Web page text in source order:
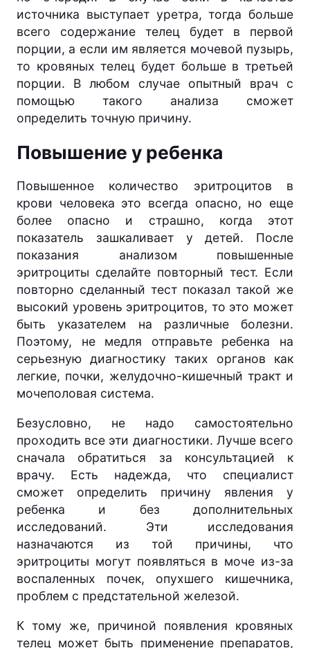
источника выступает уретра, тогда больше
всего содержание телец будет в первой
порции, а если им является мочевой пузырь,
то кровяных телец будет больше в третьей
порции. В любом случае опытный врач с
помощью такого анализа сможет
определить точную причину.
Повышение у ребенка
Повышенное количество эритроцитов в
крови человека это всегда опасно, но еще
более опасно и страшно, когда этот
показатель зашкаливает у детей. После
показания анализом повышенные
эритроциты сделайте повторный тест. Если
повторно сделанный тест показал такой же
высокий уровень эритроцитов, то это может
быть указателем на различные болезни.
Поэтому, не медля отправьте ребенка на
серьезную диагностику таких органов как
легкие, почки, желудочно-кишечный тракт и
мочеполовая система.
Безусловно, не надо самостоятельно
проходить все эти диагностики. Лучше всего
сначала обратиться за консультацией к
врачу. Есть надежда, что специалист
сможет определить причину явления у
ребенка и без дополнительных
исследований. Эти исследования
назначаются из той причины, что
эритроциты могут появляться в моче из-за
воспаленных почек, опухшего кишечника,
проблем с предстательной железой.
К тому же, причиной появления кровяных
телец может быть применение препаратов,